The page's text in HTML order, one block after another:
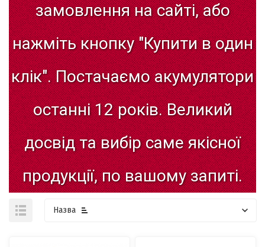
замовлення на сайті, або
нажміть кнопку "Купити в один
клік". Постачаємо акумулятори
останні 12 років. Великий
досвід та вибір саме якісної
продукції, по вашому запиті.
Назва